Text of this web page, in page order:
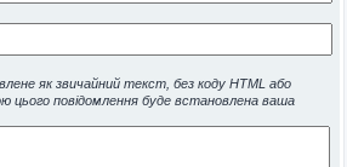
як звичайний текст, без коду HTML або
цього повідомлення буде встановлена ваша